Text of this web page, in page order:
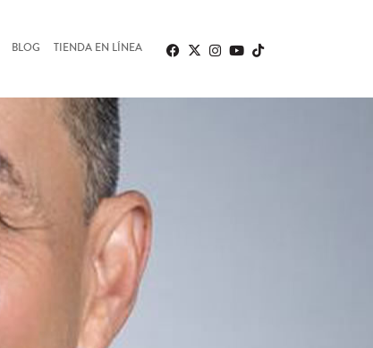
BLOG TIENDA EN LÍNEA